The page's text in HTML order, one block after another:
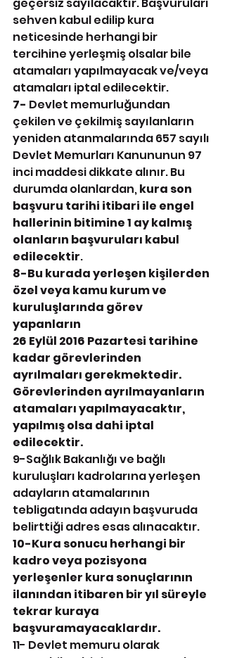
sehven kabul edilip kura
neticesinde herhangi bir
tercihine yerleşmiş olsalar bile
atamaları yapılmayacak ve/veya
atamaları iptal edilecektir.
7- Devlet memurluğundan
çekilen ve çekilmiş sayılanların
yeniden atanmalarında 657 sayılı
Devlet Memurları Kanununun 97
inci maddesi dikkate alınır. Bu
durumda olanlardan, kura son
başvuru tarihi itibari ile engel
hallerinin bitimine 1 ay kalmış
olanların başvuruları kabul
edilecektir.
8-Bu kurada yerleşen kişilerden
özel veya kamu kurum ve
kuruluşlarında görev
yapanların
26 Eylül 2016 Pazartesi tarihine
kadar görevlerinden
ayrılmaları gerekmektedir.
Görevlerinden ayrılmayanların
atamaları yapılmayacaktır,
yapılmış olsa dahi iptal
edilecektir.
9-Sağlık Bakanlığı ve bağlı
kuruluşları kadrolarına yerleşen
adayların atamalarının
tebligatında adayın başvuruda
belirttiği adres esas alınacaktır.
10-Kura sonucu herhangi bir
kadro veya pozisyona
yerleşenler kura sonuçlarının
ilanından itibaren bir yıl süreyle
tekrar kuraya
başvuramayacaklardır.
11- Devlet memuru olarak